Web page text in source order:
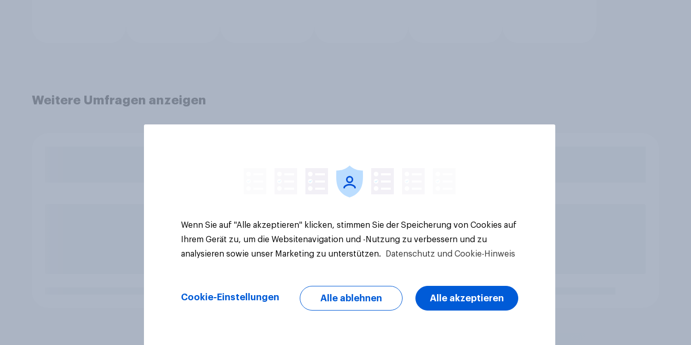
Weitere Umfragen anzeigen
Wenn Sie auf "Alle akzeptieren" klicken, stimmen Sie der Speicherung von Cookies auf
Ihrem Gerät zu, um die Websitenavigation und -Nutzung zu verbessern und zu
analysieren sowie unser Marketing zu unterstützen.
Datenschutz und Cookie-Hinweis
Cookie-Einstellungen Alle ablehnen Alle akzeptieren